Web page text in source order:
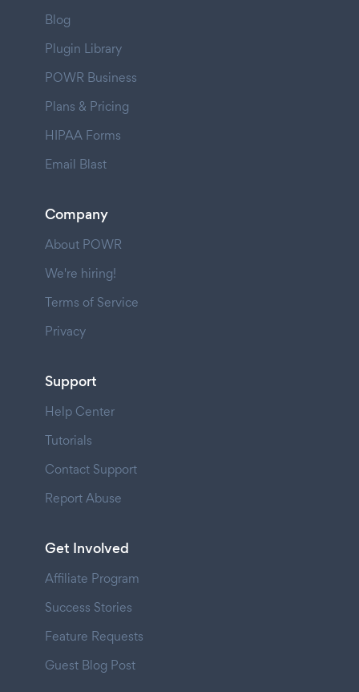
Blog
Plugin Library
POWR Business
Plans & Pricing
HIPAA Forms
Email Blast
Company
About POWR
We're hiring!
Terms of Service
Privacy
Support
Help Center
Tutorials
Contact Support
Report Abuse
Get Involved
Affiliate Program
Success Stories
Feature Requests
Guest Blog Post